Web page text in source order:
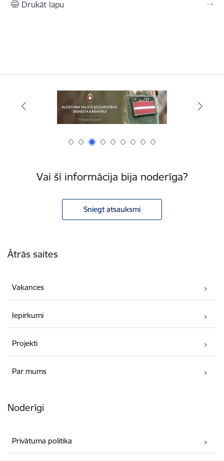
Drukāt lapu
Vai šī informācija bija noderīga?
Sniegt atsauksmi
Ātrās saites
Vakances
Iepirkumi
Projekti
Par mums
Noderīgi
Privātuma politika